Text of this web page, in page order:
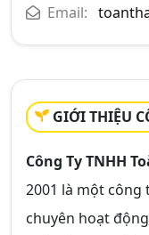
Email:
GIỚI THIỆU
Công Ty TNHH
2001 là một công
chuyên hoạt